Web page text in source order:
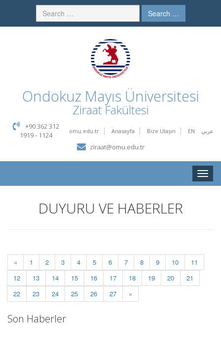
Search …
Ondokuz Mayıs Üniversitesi
Ziraat Fakültesi
omu.edu.tr Anasayfa Bize Ulaşın EN عربي
+90 362 312
1919 - 1124
ziraat@omu.edu.tr
Toggle
DUYURU VE HABERLER
« 1 2 3 4 5 6 7 8 9 10
11
12
13 14 15 16 17 18 19 20
21
22
23 24 25 26 27 »
Son Haberler